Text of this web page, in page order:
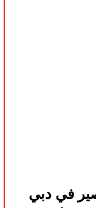
في دبي